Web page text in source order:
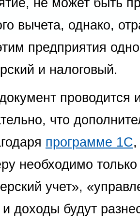
вычета, однако,
предприятия
и налоговый.
проводится
что
программе 1С
необходимо
учет»,
доходы будут